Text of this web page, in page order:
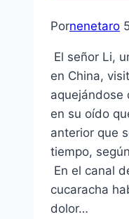
Pornenetaro
El señor Li,
en China,
aquejándose
en su oído
anterior que
tiempo,
En el canal
cucaracha
dolor…